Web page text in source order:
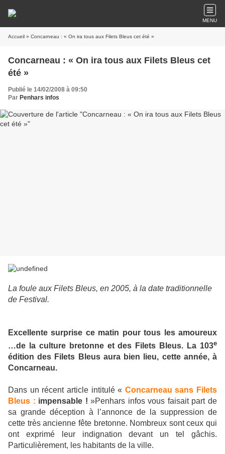
MENU
Accueil » Concarneau : « On ira tous aux Filets Bleus cet été »
Concarneau : « On ira tous aux Filets Bleus cet
été »
Publié le 14/02/2008 à 09:50
Par Penhars infos
La foule aux Filets Bleus, en 2005, à la date traditionnelle
de Festival.
Excellente surprise ce matin pour tous les amoureux
…de la culture bretonne et des Filets Bleus. La 103e
édition des Filets Bleus aura bien lieu, cette année, à
Concarneau.
Dans un récent article intitulé « Concarneau sans Filets
Bleus : impensable ! »Penhars infos vous faisait part de
sa grande déception à l’annonce de la suppression de
cette très ancienne fête bretonne. Nombreux sont ceux qui
ont exprimé leur indignation devant un tel gâchis.
Particulièrement, les habitants de la ville.